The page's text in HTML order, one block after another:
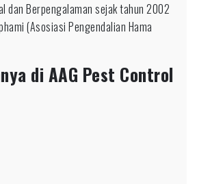
dan Berpengalaman sejak tahun 2002
(Asosiasi Pengendalian Hama
di AAG Pest Control